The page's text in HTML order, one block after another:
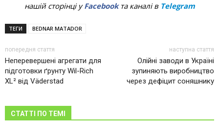
нашій сторінці уFacebookта каналі в Telegram
ТЕГИ BEDNAR MATADOR
попередня стаття
Неперевершені агрегати для
підготовки ґрунту Wil-Rich
XL² від Väderstad
наступна стаття
Олійні заводи в Україні
зупиняють виробництво
через дефіцит соняшнику
СТАТТІ ПО ТЕМІ